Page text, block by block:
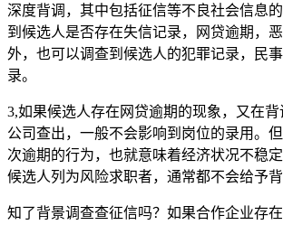
深度背调，其中包括征信等不良社会信息
到候选人是否存在失信记录，网贷逾期，
外，也可以调查到候选人的犯罪记录，民
录。
3,如果候选人存在网贷逾期的现象，又在背
公司查出，一般不会影响到岗位的录用。
次逾期的行为，也就意味着经济状况不稳
候选人列为风险求职者，通常都不会给予背
知了背景调查查征信吗？如果合作企业存